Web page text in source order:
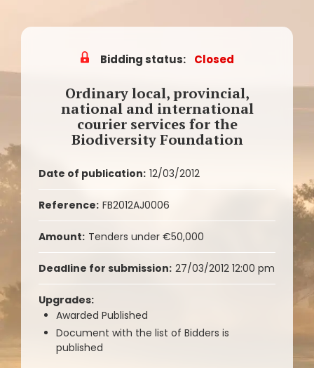
Bidding status: Closed
Ordinary local, provincial,
national and international
courier services for the
Biodiversity Foundation
Date of publication: 12/03/2012
Reference: FB2012AJ0006
Amount: Tenders under €50,000
Deadline for submission: 27/03/2012 12:00 pm
Upgrades:
Awarded Published
Document with the list of Bidders is
published